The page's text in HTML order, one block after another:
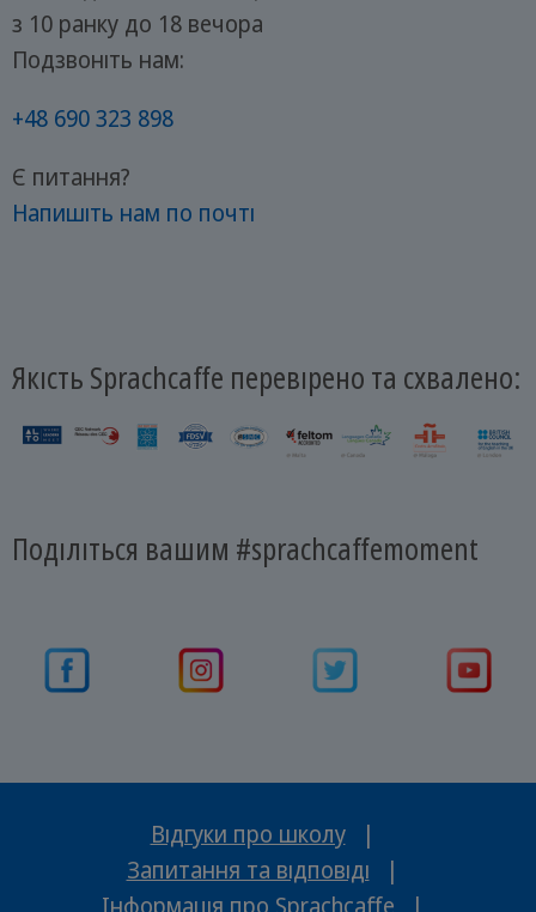
з 10 ранку до 18 вечора
Подзвоніть нам:
+48 690 323 898
Є питання?
Напишіть нам по почті
Якість Sprachcaffe перевірено та схвалено:
Поділіться вашим #sprachcaffemoment
Відгуки про школу
|
Запитання та відповіді
|